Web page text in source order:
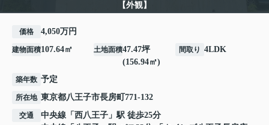
【外観】
価格 4,050万円
建物面積107.64㎡ 土地面積47.47坪
(156.94㎡)
間取り 4LDK
築年数 予定
所在地 東京都八王子市長房町 771-132
交通 中央線 「 西八王子 」駅 徒歩25分